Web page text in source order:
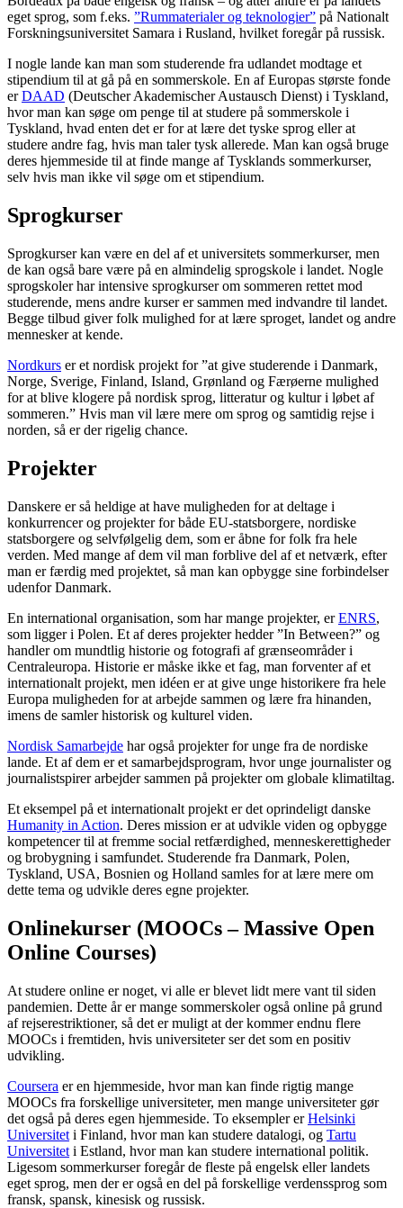
eget sprog, som f.eks. ”Rummaterialer og teknologier” på Nationalt
Forskningsuniversitet Samara i Rusland, hvilket foregår på russisk.
I nogle lande kan man som studerende fra udlandet modtage et
stipendium til at gå på en sommerskole. En af Europas største fonde
erDAAD (Deutscher Akademischer Austausch Dienst) i Tyskland,
hvor man kan søge om penge til at studere på sommerskole i
Tyskland, hvad enten det er for at lære det tyske sprog eller at
studere andre fag, hvis man taler tysk allerede. Man kan også bruge
deres hjemmeside til at finde mange af Tysklands sommerkurser,
selv hvis man ikke vil søge om et stipendium.
Sprogkurser
Sprogkurser kan være en del af et universitets sommerkurser, men
de kan også bare være på en almindelig sprogskole i landet. Nogle
sprogskoler har intensive sprogkurser om sommeren rettet mod
studerende, mens andre kurser er sammen med indvandre til landet.
Begge tilbud giver folk mulighed for at lære sproget, landet og andre
mennesker at kende.
Nordkurs er et nordisk projekt for ”at give studerende i Danmark,
Norge, Sverige, Finland, Island, Grønland og Færøerne mulighed
for at blive klogere på nordisk sprog, litteratur og kultur i løbet af
sommeren.” Hvis man vil lære mere om sprog og samtidig rejse i
norden, så er der rigelig chance.
Projekter
Danskere er så heldige at have muligheden for at deltage i
konkurrencer og projekter for både EU-statsborgere, nordiske
statsborgere og selvfølgelig dem, som er åbne for folk fra hele
verden. Med mange af dem vil man forblive del af et netværk, efter
man er færdig med projektet, så man kan opbygge sine forbindelser
udenfor Danmark.
En international organisation, som har mange projekter, erENRS,
som ligger i Polen. Et af deres projekter hedder ”In Between?” og
handler om mundtlig historie og fotografi af grænseområder i
Centraleuropa. Historie er måske ikke et fag, man forventer af et
internationalt projekt, men idéen er at give unge historikere fra hele
Europa muligheden for at arbejde sammen og lære fra hinanden,
imens de samler historisk og kulturel viden.
Nordisk Samarbejde har også projekter for unge fra de nordiske
lande. Et af dem er et samarbejdsprogram, hvor unge journalister og
journalistspirer arbejder sammen på projekter om globale klimatiltag.
Et eksempel på et internationalt projekt er det oprindeligt danske
Humanity in Action. Deres mission er at udvikle viden og opbygge
kompetencer til at fremme social retfærdighed, menneskerettigheder
og brobygning i samfundet. Studerende fra Danmark, Polen,
Tyskland, USA, Bosnien og Holland samles for at lære mere om
dette tema og udvikle deres egne projekter.
Onlinekurser (MOOCs – Massive Open
Online Courses)
At studere online er noget, vi alle er blevet lidt mere vant til siden
pandemien. Dette år er mange sommerskoler også online på grund
af rejserestriktioner, så det er muligt at der kommer endnu flere
MOOCs i fremtiden, hvis universiteter ser det som en positiv
udvikling.
Coursera er en hjemmeside, hvor man kan finde rigtig mange
MOOCs fra forskellige universiteter, men mange universiteter gør
det også på deres egen hjemmeside. To eksempler erHelsinki
Universitet i Finland, hvor man kan studere datalogi, og Tartu
Universitet i Estland, hvor man kan studere international politik.
Ligesom sommerkurser foregår de fleste på engelsk eller landets
eget sprog, men der er også en del på forskellige verdenssprog som
fransk, spansk, kinesisk og russisk.